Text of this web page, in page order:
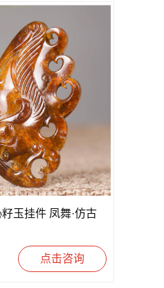
玉挂件 凤舞·仿古
点击咨询